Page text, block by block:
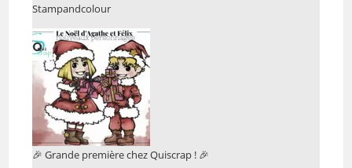
Stampandcolour
🎉 Grande première chez Quiscrap ! 🎉